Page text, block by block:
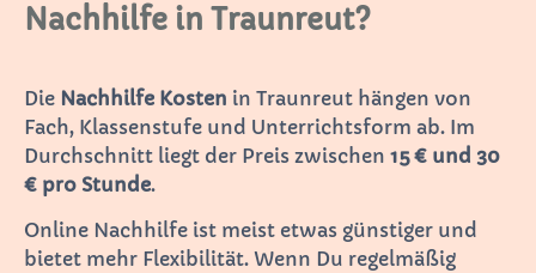
Nachhilfe in Traunreut?
Die Nachhilfe Kosten in Traunreut hängen von
Fach, Klassenstufe und Unterrichtsform ab. Im
Durchschnitt liegt der Preis zwischen 15 € und 30
€ pro Stunde.
Online Nachhilfe ist meist etwas günstiger und
bietet mehr Flexibilität. Wenn Du regelmäßig